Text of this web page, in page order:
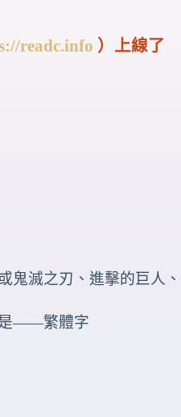
readc.info ）上線了
鬼滅之刃、進擊的巨人
是――繁體字